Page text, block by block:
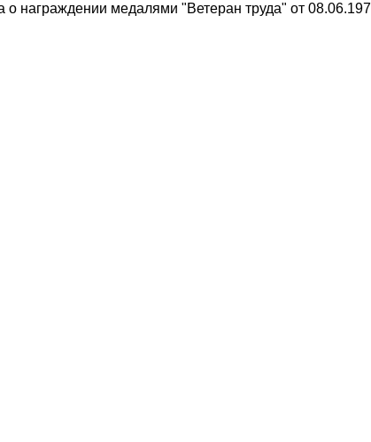
награждении медалями "Ветеран труда" от